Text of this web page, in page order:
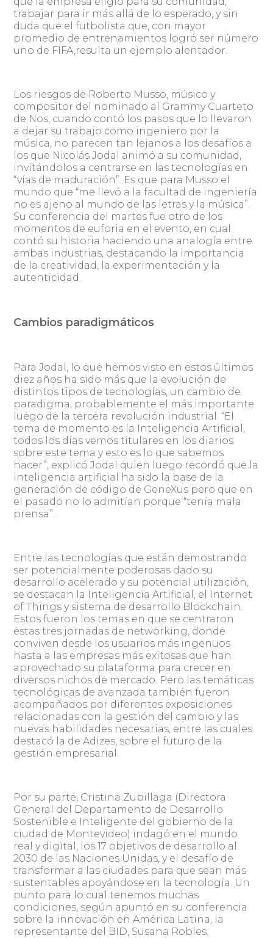
trabajar para ir más allá de lo esperado, y sin
duda que el futbolista que, con mayor
promedio de entrenamientos logró ser número
uno de FIFA,resulta un ejemplo alentador.
Los riesgos de Roberto Musso, músico y
compositor del nominado al Grammy Cuarteto
de Nos, cuando contó los pasos que lo llevaron
a dejar su trabajo como ingeniero por la
música, no parecen tan lejanos a los desafíos a
los que Nicolás Jodal animó a su comunidad,
invitándolos a centrarse en las tecnologías en
“vías de maduración”. Es que para Musso el
mundo que “me llevó a la facultad de ingeniería
no es ajeno al mundo de las letras y la música”.
Su conferencia del martes fue otro de los
momentos de euforia en el evento, en cual
contó su historia haciendo una analogía entre
ambas industrias, destacando la importancia
de la creatividad, la experimentación y la
autenticidad.
Cambios paradigmáticos
Para Jodal, lo que hemos visto en estos últimos
diez años ha sido más que la evolución de
distintos tipos de tecnologías, un cambio de
paradigma, probablemente el más importante
luego de la tercera revolución industrial. “El
tema de momento es la Inteligencia Artificial,
todos los días vemos titulares en los diarios
sobre este tema y esto es lo que sabemos
hacer”, explicó Jodal quien luego recordó que la
inteligencia artificial ha sido la base de la
generación de código de GeneXus pero que en
el pasado no lo admitían porque “tenía mala
prensa”.
Entre las tecnologías que están demostrando
ser potencialmente poderosas dado su
desarrollo acelerado y su potencial utilización,
se destacan la Inteligencia Artificial, el Internet
of Things y sistema de desarrollo Blockchain.
Estos fueron los temas en que se centraron
estas tres jornadas de networking, donde
conviven desde los usuarios más ingenuos
hasta a las empresas más exitosas que han
aprovechado su plataforma para crecer en
diversos nichos de mercado. Pero las temáticas
tecnológicas de avanzada también fueron
acompañados por diferentes exposiciones
relacionadas con la gestión del cambio y las
nuevas habilidades necesarias, entre las cuales
destacó la de Adizes, sobre el futuro de la
gestión empresarial.
Por su parte, Cristina Zubillaga (Directora
General del Departamento de Desarrollo
Sostenible e Inteligente del gobierno de la
ciudad de Montevideo) indagó en el mundo
real y digital, los 17 objetivos de desarrollo al
2030 de las Naciones Unidas, y el desafío de
transformar a las ciudades para que sean más
sustentables apoyándose en la tecnología. Un
punto para lo cual tenemos muchas
condiciones, según apuntó en su conferencia
sobre la innovación en América Latina, la
representante del BID, Susana Robles.